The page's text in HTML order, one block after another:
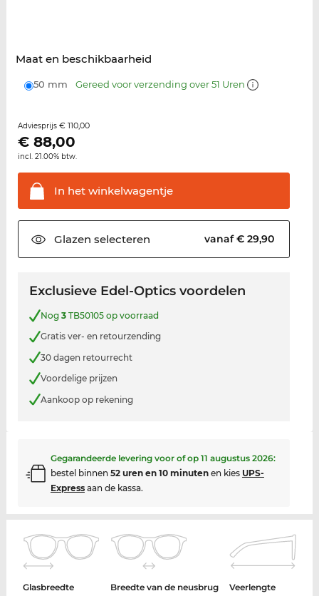
Maat en beschikbaarheid
50 mm Gereed voor verzending over 51 Uren
Adviesprijs € 110,00
€ 88,00
incl. 21.00% btw.
In hetwinkelwagentje
Glazen selecteren vanaf € 29,90
Exclusieve Edel-Optics voordelen
Nog 3TB50105 op voorraad
Gratis ver- en retourzending
30 dagen retourrecht
Voordelige prijzen
Aankoop op rekening
Gegarandeerde levering voor of op 11 augustus 2026:
bestel binnen 52 uren en 10 minutenen kies UPS-
Expressaan de kassa.
Glasbreedte
Breedte van de neusbrug
Veerlengte